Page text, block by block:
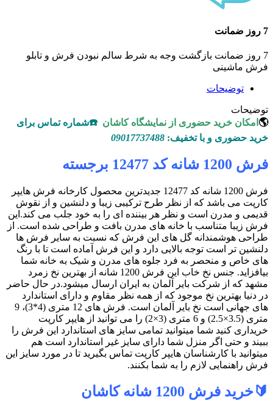
7 روز ضمانت
7 روز ضمانت بازگشت وجه به شرط سالم نبودن فرش و تابلو
فرش ماشینی
توضیحات
توضیحات
🌎 امکان خرید حضوری از نمایشگاه کاشان ☎️شماره تماس برای
خرید حضوری و با تخفیف: 09017737488
فرش 1200 شانه کد 12477 برجسته
فرش 1200 شانه کد 12477 جدیدترین محصول کارخانه فرش هایپر
کارپت می باشد که از نظر طرح ترکیبی زیبا و دلنشین و از نقوش
قدیمی و مدرن است و نظر هر بیننده ای را به خود جلب می کند.این
فرش زیبا متناسب با خانه های مدرن بافت و طراحی شده است. از
طراحی هوشمندانه گل های این فرش که نسبت به سایر فرش ها
دلنشین تر است توجه بالایی دارد و این فرش آماده است تا با رنگ
های خاص و منحصر به فرد جلوه های مدرن و شیک به خانه شما
بیافزاید. جنس نخ خاب این فرش 1200 شانه از بهترین نخ زمرد
مشهد که از شرکت بایر آلمان به ایران ارسال میشود.در حال حاضر
در دنیا بهترین نخ موجود که از همه نظر مقاوم و دارای استاندارد
های جهانی است نخ بایر آلمان است. فرش های 12 متری (4*3)، 9
متری (3.5×2.5) و 6 متری (3×2) را می توانید از هایپر کارپت
خریداری کنید شما میتوانید تمامی سایز های استاندارد این فرش را
ببیند و حتی اگر منزل شما دارای سایز غیر استاندارد است هم
میتوانید با کارشناسان هایپر کارپت تماس بگیرید تا در مورد سایز این
فرش راهنمایی لازم را به شما بکنند.
🔰خرید فرش 1200 شانه کاشان